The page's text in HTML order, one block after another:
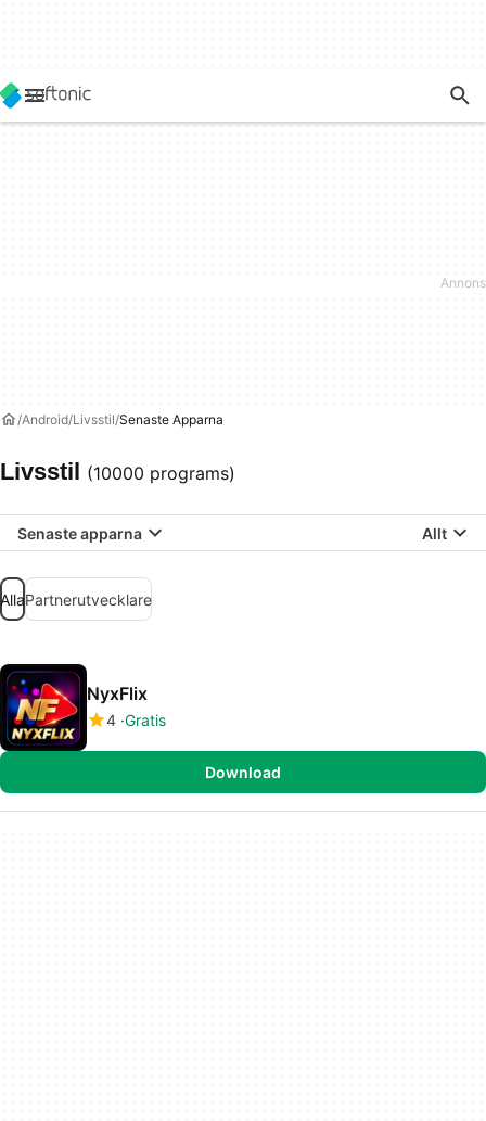
Android Livsstil Senaste Apparna
Livsstil (10000 programs)
Senaste apparna Allt
AllaPartnerutvecklare
NyxFlix
4 Gratis
Download